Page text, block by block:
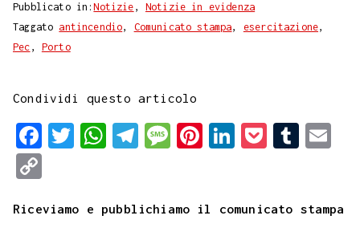
Pubblicato in:Notizie , Notizie in evidenza
Taggato antincendio, Comunicato stampa, esercitazione,
Pec , Porto
Condividi questo articolo
F
e
T
t
W
t
T
e
M
s
P
t
L
k
k
T
b
i
p
Riceviamo e pubblichiamo il comunicato stampa